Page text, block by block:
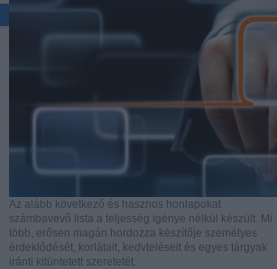
Az alább következő és hasznos honlapokat
számbavevő lista a teljesség igénye nélkül készült. Mi
több, erősen magán hordozza készítője személyes
érdeklődését, korlátait, kedvteléseit és egyes tárgyak
iránti kitüntetett szeretetét.